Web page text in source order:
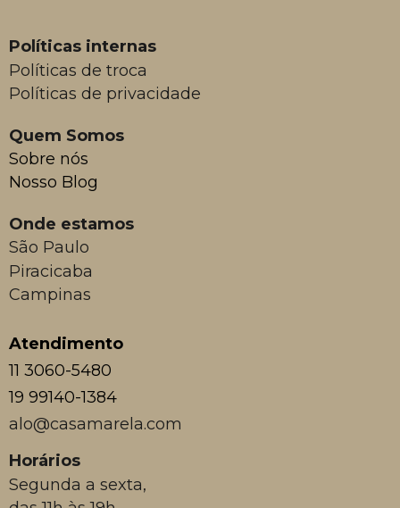
Políticas internas
Políticas de troca
Políticas de privacidade
Quem Somos
Sobre nós
Nosso Blog
Onde estamos
São Paulo
Piracicaba
Campinas
Atendimento
11 3060-5480
19 99140-1384
alo@casamarela.com
Horários
Segunda a sexta,